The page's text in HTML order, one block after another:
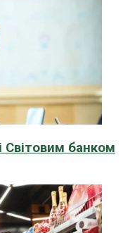
Світовим банком